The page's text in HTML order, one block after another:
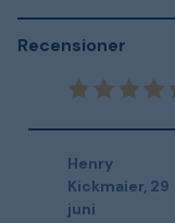
Recensioner
Henry
Kickmaier, 29
juni